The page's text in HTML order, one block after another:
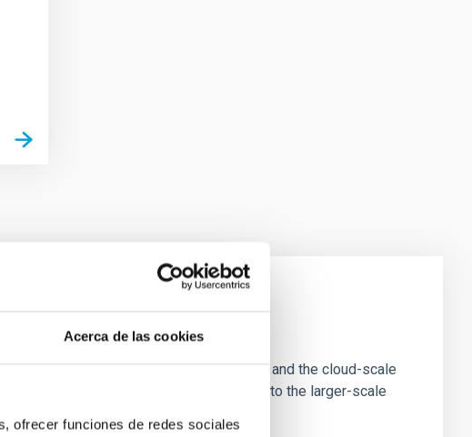
Acerca de las cookies
ofrecer funciones de redes sociales
Core Scales
orientation of star-forming dense cores and the cloud-scale
vectors appear random with respect to the larger-scale